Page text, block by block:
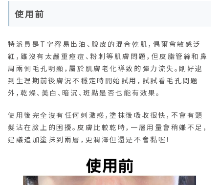
使用前
特派員是T字容易出油、脫皮的混合乾肌，偶爾會敏感泛
紅，雖沒有太嚴重痘痘、粉刺等肌膚問題，但皮脂管絲和鼻
周兩側毛孔明顯，屬於肌膚老化導致的彈力流失。剛好逮
到生理期前後膚況不穩定時開始試用，試試看毛孔問題
外，乾燥、美白、暗沉、斑點是否也能有效果。
使用後完全沒有任何刺激感，塗抹後吸收很快，不會有頭
髮沾在臉上的困擾。皮膚比較乾時，一層用量會稍嫌不足，
建議追加塗抹到兩層，更潤澤但還是不會黏喔！